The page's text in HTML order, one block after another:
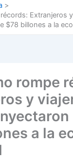
Extranjeros
$78 billones a la
rompe
y
a la